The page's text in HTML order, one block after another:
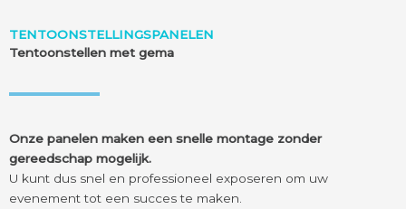
TENTOONSTELLINGSPANELEN
Tentoonstellen met gema
Onze panelen maken een snelle montage zonder
gereedschap mogelijk.
U kunt dus snel en professioneel exposeren om uw
evenement tot een succes te maken.